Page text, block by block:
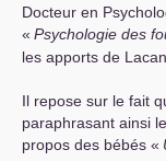
Docteur en
« Psychologie des
les apports de
Il repose sur le fait
paraphrasant ainsi
propos des bébés «